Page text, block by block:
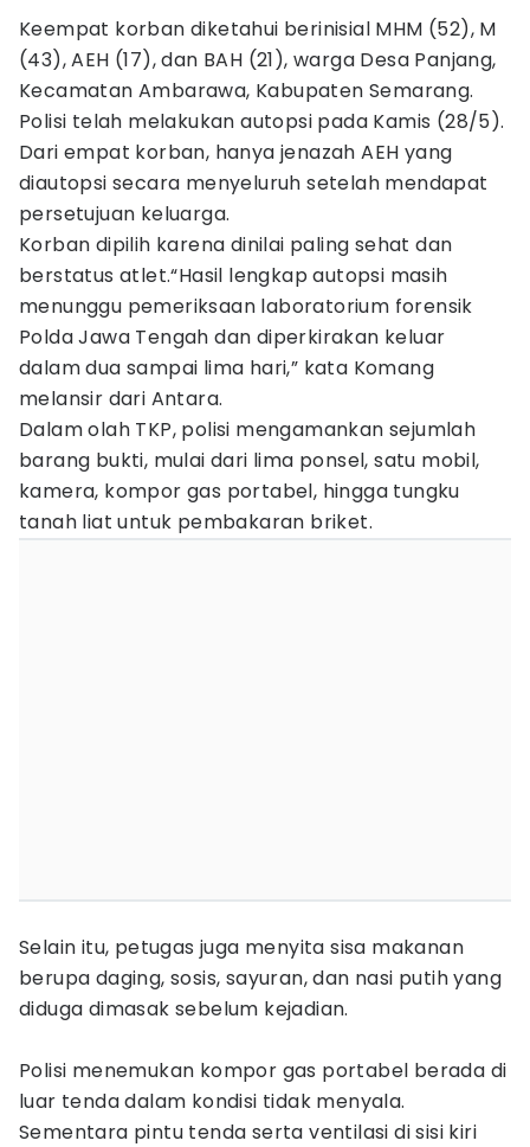
Keempat korban diketahui berinisial MHM (52), M
(43), AEH (17), dan BAH (21), warga Desa Panjang,
Kecamatan Ambarawa, Kabupaten Semarang.
Polisi telah melakukan autopsi pada Kamis (28/5).
Dari empat korban, hanya jenazah AEH yang
diautopsi secara menyeluruh setelah mendapat
persetujuan keluarga.
Korban dipilih karena dinilai paling sehat dan
berstatus atlet.“Hasil lengkap autopsi masih
menunggu pemeriksaan laboratorium forensik
Polda Jawa Tengah dan diperkirakan keluar
dalam dua sampai lima hari,” kata Komang
melansir dari Antara.
Dalam olah TKP, polisi mengamankan sejumlah
barang bukti, mulai dari lima ponsel, satu mobil,
kamera, kompor gas portabel, hingga tungku
tanah liat untuk pembakaran briket.
Selain itu, petugas juga menyita sisa makanan
berupa daging, sosis, sayuran, dan nasi putih yang
diduga dimasak sebelum kejadian.
Polisi menemukan kompor gas portabel berada di
luar tenda dalam kondisi tidak menyala.
Sementara pintu tenda serta ventilasi di sisi kiri